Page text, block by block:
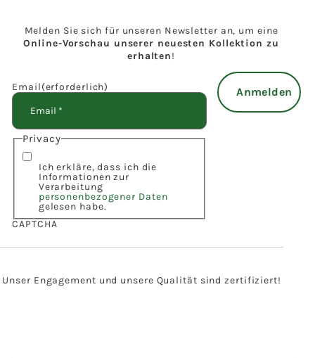
Melden Sie sich für unseren Newsletter an, um eine
Online-Vorschau unserer neuesten Kollektion zu
erhalten!
Email(erforderlich)
Privacy
Ich erkläre, dass ich die
Informationen zur
Verarbeitung
personenbezogener Daten
gelesen habe.
CAPTCHA
Unser Engagement und unsere Qualität sind zertifiziert!